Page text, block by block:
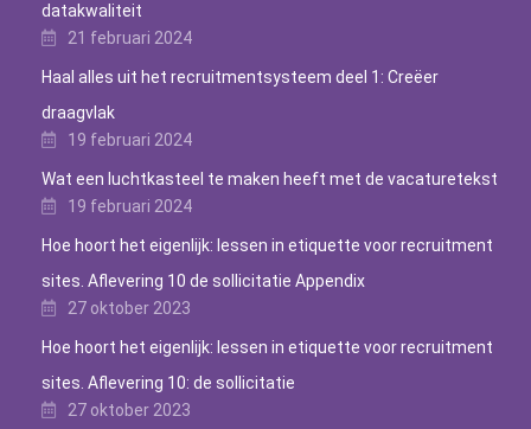
datakwaliteit
21 februari 2024
Haal alles uit het recruitmentsysteem deel 1: Creëer
draagvlak
19 februari 2024
Wat een luchtkasteel te maken heeft met de vacaturetekst
19 februari 2024
Hoe hoort het eigenlijk: lessen in etiquette voor recruitment
sites. Aflevering 10 de sollicitatie Appendix
27 oktober 2023
Hoe hoort het eigenlijk: lessen in etiquette voor recruitment
sites. Aflevering 10: de sollicitatie
27 oktober 2023